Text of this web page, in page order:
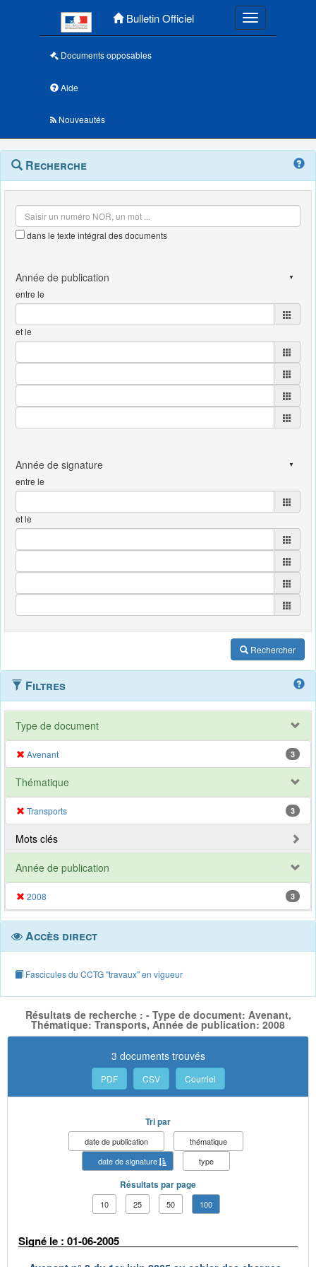
Bulletin Officiel Toggle
Documents opposables
Aide
Nouveautés
Navigation
outils
Menu
contextuel
Recherche
dans le texte intégral des documents
entre le
et le
entre le
et le
Rechercher
Filtres
Type de document
Avenant 3
Thématique
Transports 3
Mots clés
Année de publication
2008 3
Accès direct
Fascicules du CCTG "travaux" en vigueur
Résultats de recherche : - Type de document: Avenant,
Thématique: Transports, Année de publication: 2008
3 documents trouvés
PDF CSV Courriel
Tri par
date de publication
thématique
date de signature
type
Résultats par page
10 25 50 100
Signé le : 01-06-2005